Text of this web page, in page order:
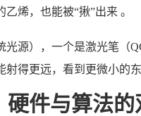
烯，也能被“揪”出来 。
光源），一个是激光笔（
得更远，看到更微小的东
硬件与算法